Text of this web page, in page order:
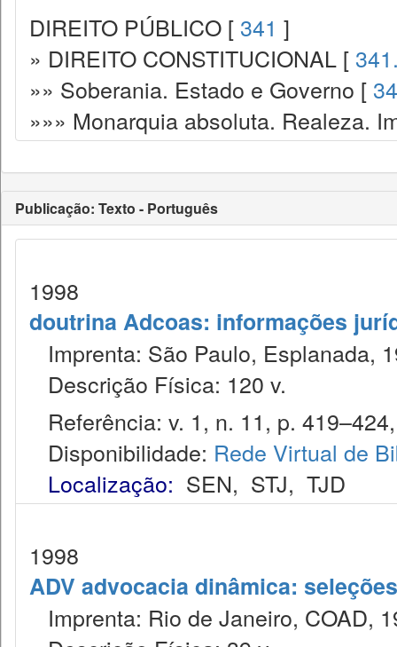
DIREITO PÚBLICO [ 341 ]
» DIREITO CONSTITUCIONAL [
»» Soberania. Estado e Governo [
»»» Monarquia absoluta. Realeza.
Publicação: Texto - Português
1998
doutrina Adcoas: informações
Imprenta: São Paulo, Esplanada,
Descrição Física: 120 v.
Referência: v. 1, n. 11, p.
Disponibilidade: Rede Virtual de
Localização: SEN, STJ, TJD
1998
ADV advocacia dinâmica:
Imprenta: Rio de Janeiro, COAD,